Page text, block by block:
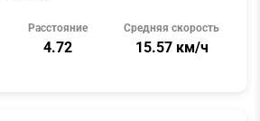
Расстояние
4.72
Средняя скорость
15.57 км/ч